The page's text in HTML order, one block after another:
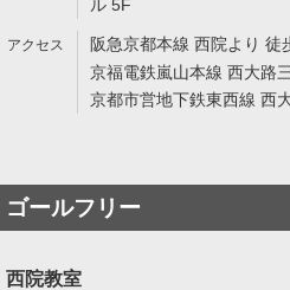
ル 5F
阪急京都本線 西院より 徒
京福電鉄嵐山本線 西大路
京都市営地下鉄東西線 西
ゴールフリー
西院教室